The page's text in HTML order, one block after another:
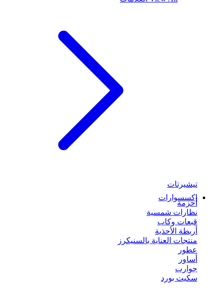
تيشيرتات
إكسسوارات
أحزمة
نظارات شمسية
قبعات وكاب
أربطة الأحذية
منتجات العناية بالسنيكرز
عطور
أساور
جوارب
سكيت بورد